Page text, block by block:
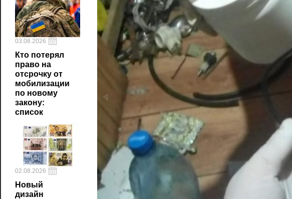
03.08.2026
Кто потерял
право на
отсрочку от
мобилизации
по новому
закону:
список
02.08.2026
Новый
дизайн